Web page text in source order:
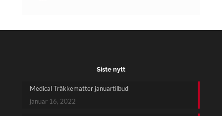
Siste nytt
Medical Tråkkematter januartilbud
januar 16, 2022